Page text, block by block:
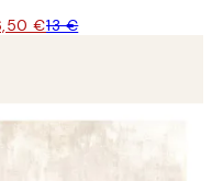
€13 €